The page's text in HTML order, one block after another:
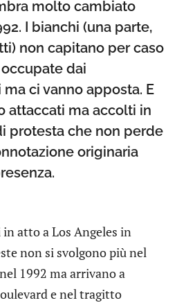
molto cambiato
I bianchi (una parte,
non capitano per caso
dai
ci vanno apposta. E
attaccati ma accolti in
protesta che non perde
originaria
atto a Los Angeles in
non si svolgono più nel
1992 ma arrivano a
e nel tragitto